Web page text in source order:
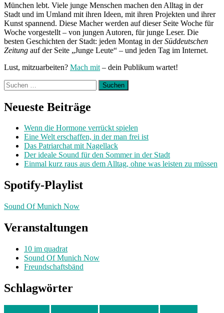
München lebt. Viele junge Menschen machen den Alltag in der
Stadt und im Umland mit ihren Ideen, mit ihren Projekten und ihrer
Kunst spannend. Diese Macher werden auf dieser Seite Woche für
Woche vorgestellt – von jungen Autoren, für junge Leser. Die
besten Geschichten der Stadt: jeden Montag in derSüddeutschen
Zeitung auf der Seite „Junge Leute“ – und jeden Tag im Internet.
Lust, mitzuarbeiten? Mach mit – dein Publikum wartet!
Suchen
nach:
Neueste Beiträge
Wenn die Hormone verrückt spielen
Eine Welt erschaffen, in der man frei ist
Das Patriarchat mit Nagellack
Der ideale Sound für den Sommer in der Stadt
Einmal kurz raus aus dem Alltag, ohne was leisten zu müssen
Spotify-Playlist
Sound Of Munich Now
Veranstaltungen
10 im quadrat
Sound Of Munich Now
Freundschaftsbänd
Schlagwörter